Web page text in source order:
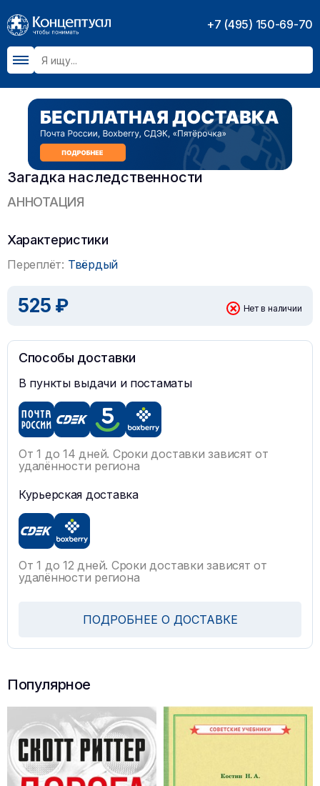
+7 (495) 150-69-70
Загадка наследственности
АННОТАЦИЯ
Характеристики
Переплёт: Твёрдый
525 ₽ Нет в наличии
Способы доставки
В пункты выдачи и постаматы
От 1 до 14 дней. Сроки доставки зависят от
удалённости региона
Курьерская доставка
От 1 до 12 дней. Сроки доставки зависят от
удалённости региона
ПОДРОБНЕЕ О ДОСТАВКЕ
Популярное